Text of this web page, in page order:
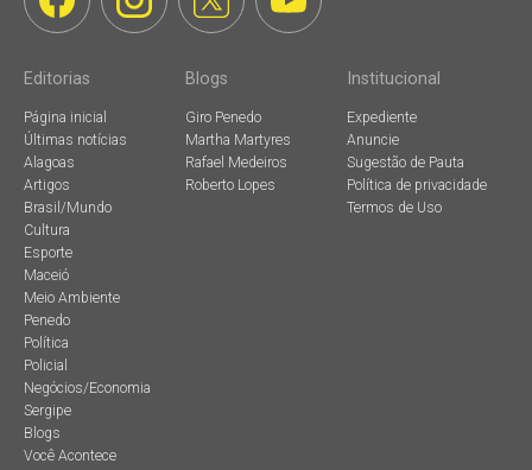
Editorias
Página inicial
Últimas notícias
Alagoas
Artigos
Brasil/Mundo
Cultura
Esporte
Maceió
Meio Ambiente
Penedo
Política
Policial
Negócios/Economia
Sergipe
Blogs
Você Acontece
Blogs
Giro Penedo
Martha Martyres
Rafael Medeiros
Roberto Lopes
Institucional
Expediente
Anuncie
Sugestão de Pauta
Política de privacidade
Termos de Uso